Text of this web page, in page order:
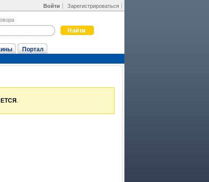
Войти Зарегистрироваться
Портал
.